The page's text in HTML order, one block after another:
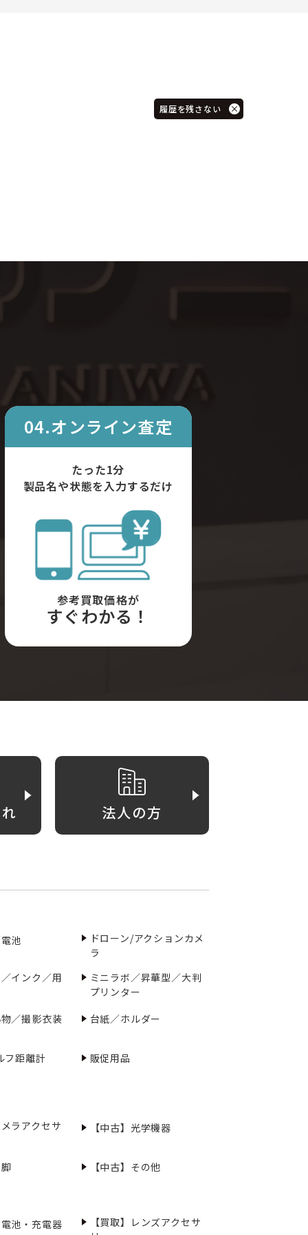
履歴を残さない
04.オンライン査定
たった1分
製品名や状態を入力するだけ
参考買取価格が
すぐわかる！
法人の方
池
ドローン/アクションカメ
ラ
インク／用
ミニラボ／昇華型／大判
プリンター
／撮影衣装
台紙／ホルダー
フ距離計 販促用品
ラアクセサ 【中古】光学機器
【中古】その他
池・充電器
【買取】レンズアクセサ